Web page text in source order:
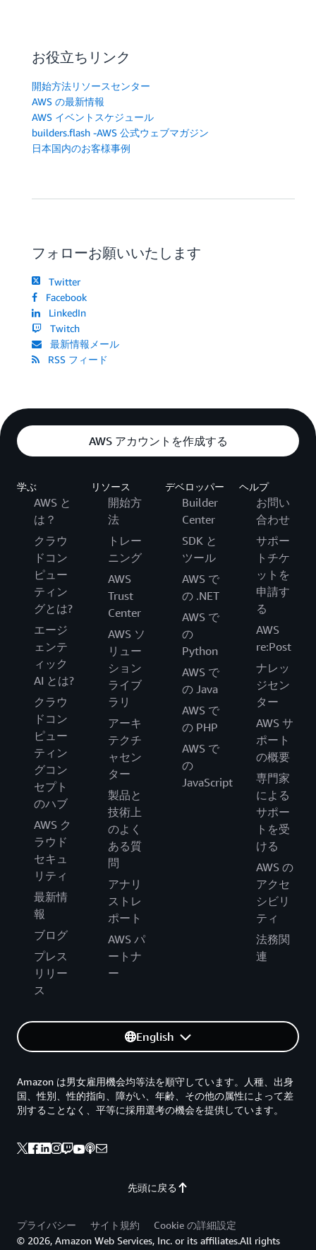
お役立ちリンク
開始方法リソースセンター
AWS の最新情報
AWS イベントスケジュール
builders.flash -AWS 公式ウェブマガジン
日本国内のお客様事例
フォローお願いいたします
Twitter
Facebook
LinkedIn
Twitch
最新情報メール
RSS フィード
AWS アカウントを作成する
学ぶ
AWS と
は？
クラウ
ドコン
ピュー
ティン
グとは?
エージ
ェンテ
ィック
AI とは?
クラウ
ドコン
ピュー
ティン
グコン
セプト
のハブ
AWS ク
ラウド
セキュ
リティ
最新情
報
ブログ
プレス
リリー
ス
リソース
開始方
法
トレー
ニング
AWS
Trust
Center
AWS ソ
リュー
ション
ライブ
ラリ
アーキ
テクチ
ャセン
ター
製品と
技術上
のよく
ある質
問
アナリ
ストレ
ポート
AWS パ
ートナ
ー
デベロッパー
Builder
Center
SDK と
ツール
AWS で
の .NET
AWS で
の
Python
AWS で
の Java
AWS で
の PHP
AWS で
の
JavaScript
ヘルプ
お問い
合わせ
サポー
トチケ
ットを
申請す
る
AWS
re:Post
ナレッ
ジセン
ター
AWS サ
ポート
の概要
専門家
による
サポー
トを受
ける
AWS の
アクセ
シビリ
ティ
法務関
連
English
先頭に戻る
Amazon は男女雇用機会均等法を順守しています。人種、出身
国、性別、性的指向、障がい、年齢、その他の属性によって差
別することなく、平等に採用選考の機会を提供しています。
プライバシー サイト規約
Cookie の詳細設定
© 2026, Amazon Web Services, Inc. or its affiliates.All rights